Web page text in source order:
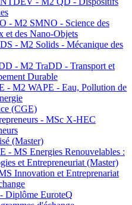
- M2 SMNO - Science des
et des Nano-Objets
- M2 Solids - Mécanique des
- M2 TraDD - Transport et
Durable
- M2 WAPE - Eau, Pollution de
(CGE)
- MSc X-HEC
(Master)
- MS Energies Renouvelables :
et Entrepreneuriat (Master)
Innovation et Entreprenariat
Diplôme EuroteQ